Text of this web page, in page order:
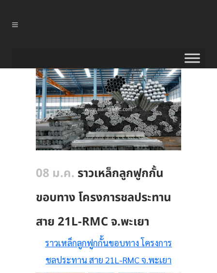
08 ม.ค. ราวเหล็กลูกฟูกกั้น
ขอบทาง โครงการชลประทาน
สาย 21L-RMC จ.พะเยา
ราวเหล็กลูกฟูกกั้นขอบทาง โครงการ
ชลประทาน สาย 21L-RMC จ.พะเยา